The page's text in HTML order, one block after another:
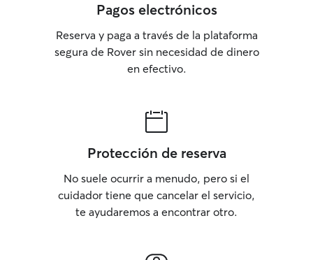
Pagos electrónicos
Reserva y paga a través de la plataforma
segura de Rover sin necesidad de dinero
en efectivo.
Protección de reserva
No suele ocurrir a menudo, pero si el
cuidador tiene que cancelar el servicio,
te ayudaremos a encontrar otro.